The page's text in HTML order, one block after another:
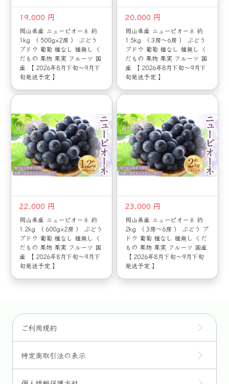
19,000 円
岡山県産 ニューピオーネ 約
1kg （ 500g×2房 ） ぶどう
ブドウ 葡萄 種なし 種無し く
だもの 果物 果実 フルーツ 国
産 【 2026年8月下旬～9月下
旬発送予定 】
20,000 円
岡山県産 ニューピオーネ 約
1.5kg （ 3房～6房 ） ぶどう
ブドウ 葡萄 種なし 種無し く
だもの 果物 果実 フルーツ 国
産 【 2026年8月下旬～9月下
旬発送予定 】
22,000 円
岡山県産 ニューピオーネ 約
1.2kg （ 600g×2房 ） ぶどう
ブドウ 葡萄 種なし 種無し く
だもの 果物 果実 フルーツ 国
産 【 2026年8月下旬～9月下
旬発送予定 】
23,000 円
岡山県産 ニューピオーネ 約
2kg （ 3房～6房 ） ぶどう ブ
ドウ 葡萄 種なし 種無し くだ
もの 果物 果実 フルーツ 国産
【 2026年8月下旬～9月下旬
発送予定 】
ご利用規約
特定商取引法の表示